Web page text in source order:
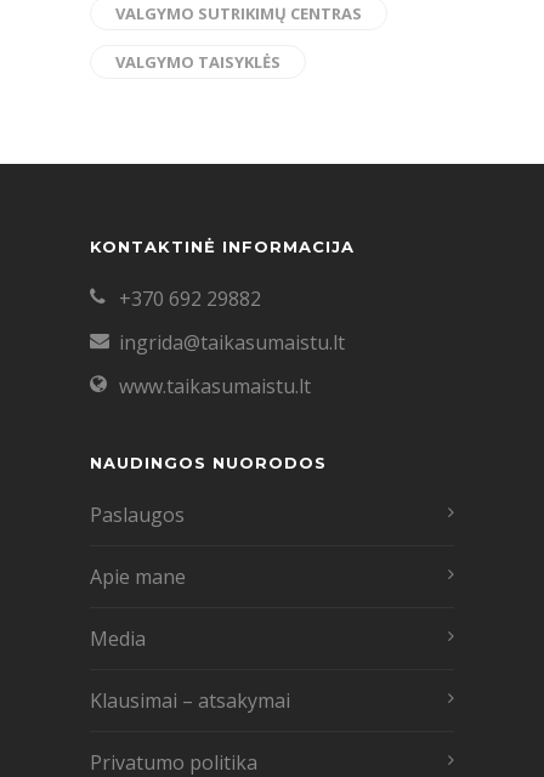
VALGYMO SUTRIKIMŲ CENTRAS
VALGYMO TAISYKLĖS
KONTAKTINĖ INFORMACIJA
+370 692 29882
ingrida@taikasumaistu.lt
www.taikasumaistu.lt
NAUDINGOS NUORODOS
Paslaugos
Apie mane
Media
Klausimai – atsakymai
Privatumo politika